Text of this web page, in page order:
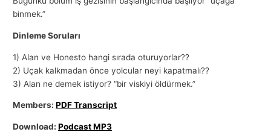
binmek.”
Dinleme Soruları
1) Alan ve Honesto hangi sırada oturuyorlar??
2) Uçak kalkmadan önce yolcular neyi kapatmalı??
3) Alan ne demek istiyor? “bir viskiyi öldürmek.”
Members:PDF Transcript
Download:Podcast MP3